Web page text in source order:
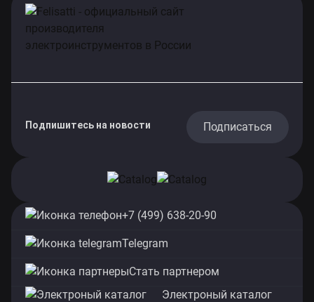
Подпишитесь на новости Подписаться
+7 (499) 638-20-90
Telegram
Стать партнером
Электроный каталог